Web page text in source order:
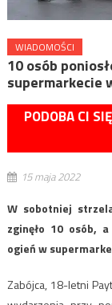
WIADOMOŚCI
10 osób
supermarkecie
PODOBA CI
15 maja 2022
W sobotniej
zginęło 10 osób,
ogień w
Zabójca, 18-letni